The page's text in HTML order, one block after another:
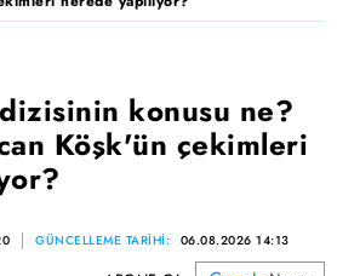
konusu ne?
Köşk'ün çekimleri
GÜNCELLEME TARİHİ: 06.08.2026 14:13